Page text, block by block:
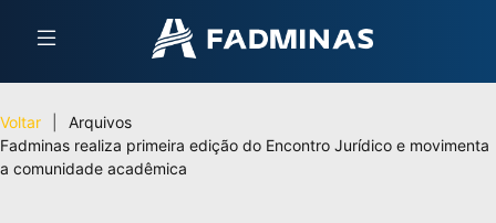
Voltar
Arquivos
Fadminas realiza primeira edição do Encontro Jurídico e movimenta
a comunidade acadêmica